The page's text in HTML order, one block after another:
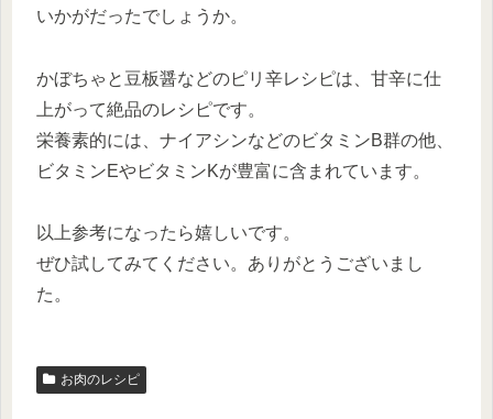
いかがだったでしょうか。
かぼちゃと豆板醤などのピリ辛レシピは、甘辛に仕
上がって絶品のレシピです。
栄養素的には、ナイアシンなどのビタミンB群の他、
ビタミンEやビタミンKが豊富に含まれています。
以上参考になったら嬉しいです。
ぜひ試してみてください。ありがとうございまし
た。
お肉のレシピ